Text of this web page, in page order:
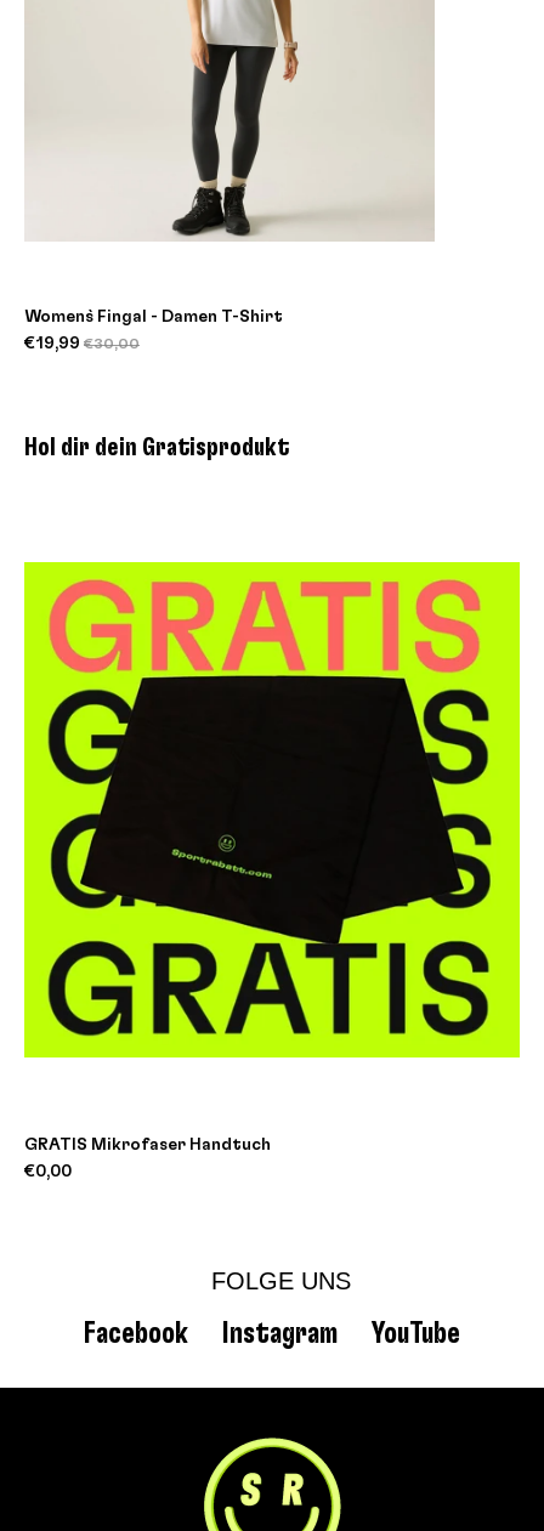
Women`s Fingal - Damen T-Shirt
€19,99 €30,00
Hol dir dein Gratisprodukt
GRATIS Mikrofaser Handtuch
€0,00
FOLGE UNS
Facebook Instagram YouTube